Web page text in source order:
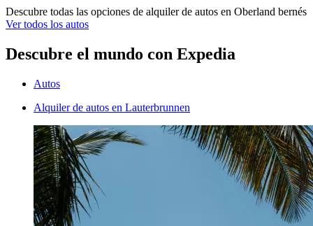
Descubre todas las opciones de alquiler de autos en Oberland bernés
Ver todos los autos
Descubre el mundo con Expedia
Autos
Alquiler de autos en Lauterbrunnen